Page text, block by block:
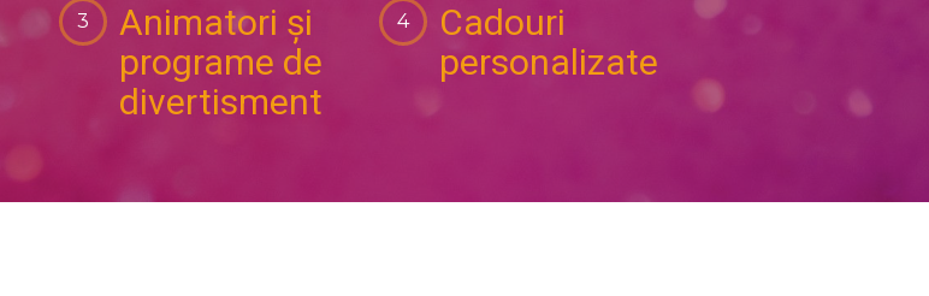
Animatori și
programe de
divertisment
Cadouri
personalizate